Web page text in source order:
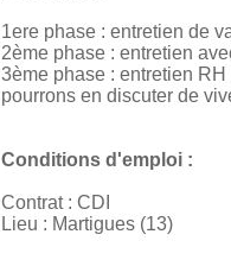
1ere phase : entretien de
2ème phase : entretien
3ème phase : entretien
pourrons en discuter de
Conditions d'emploi :
Contrat : CDI
Lieu : Martigues (13)